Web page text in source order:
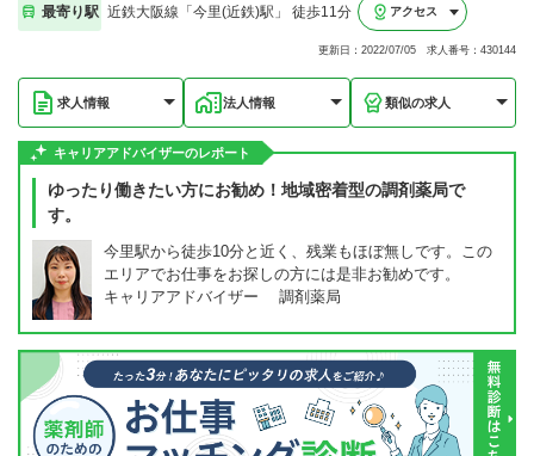
最寄り駅 近鉄大阪線「今里(近鉄)駅」 徒歩11分 アクセス
更新日：2022/07/05 求人番号：430144
求人情報 法人情報 類似の求人
キャリアアドバイザーのレポート
ゆったり働きたい方にお勧め！地域密着型の調剤薬局で
す。
今里駅から徒歩10分と近く、残業もほぼ無しです。この
エリアでお仕事をお探しの方には是非お勧めです。
キャリアアドバイザー 調剤薬局